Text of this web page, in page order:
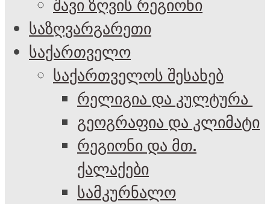
შავი ზღვის რეგიონი
საზღვარგარეთი
საქართველო
საქართველოს შესახებ
რელიგია და კულტურა
გეოგრაფია და კლიმატი
რეგიონი და მთ.
ქალაქები
სამკურნალო